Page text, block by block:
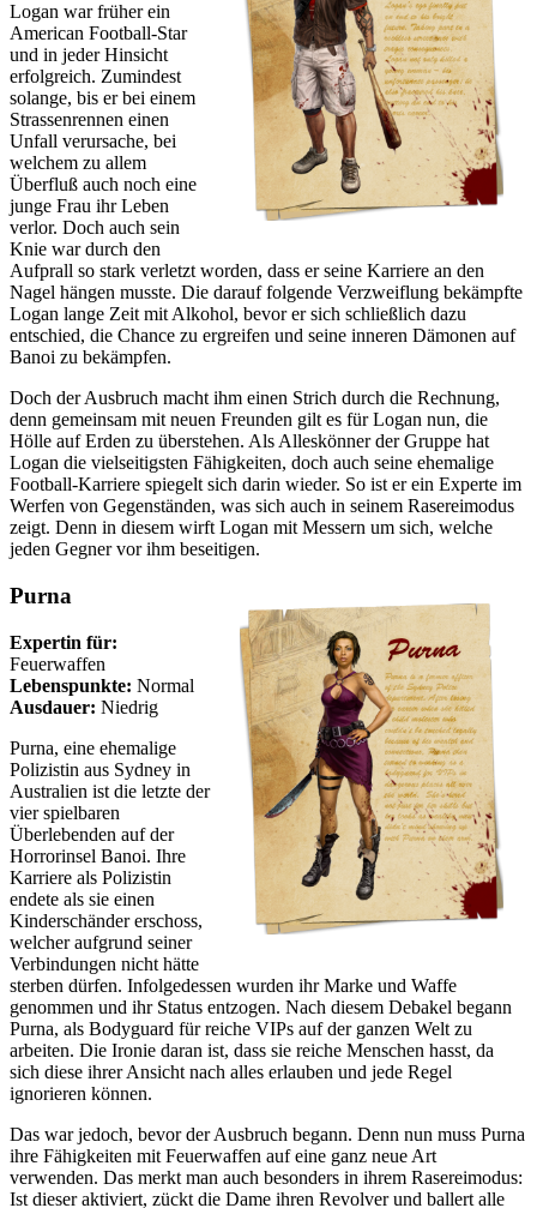
Logan war früher ein
American Football-Star
und in jeder Hinsicht
erfolgreich. Zumindest
solange, bis er bei einem
Strassenrennen einen
Unfall verursache, bei
welchem zu allem
Überfluß auch noch eine
junge Frau ihr Leben
verlor. Doch auch sein
Knie war durch den
Aufprall so stark verletzt worden, dass er seine Karriere an den
Nagel hängen musste. Die darauf folgende Verzweiflung bekämpfte
Logan lange Zeit mit Alkohol, bevor er sich schließlich dazu
entschied, die Chance zu ergreifen und seine inneren Dämonen auf
Banoi zu bekämpfen.
Doch der Ausbruch macht ihm einen Strich durch die Rechnung,
denn gemeinsam mit neuen Freunden gilt es für Logan nun, die
Hölle auf Erden zu überstehen. Als Alleskönner der Gruppe hat
Logan die vielseitigsten Fähigkeiten, doch auch seine ehemalige
Football-Karriere spiegelt sich darin wieder. So ist er ein Experte im
Werfen von Gegenständen, was sich auch in seinem Rasereimodus
zeigt. Denn in diesem wirft Logan mit Messern um sich, welche
jeden Gegner vor ihm beseitigen.
Purna
Expertin für:
Feuerwaffen
Lebenspunkte: Normal
Ausdauer: Niedrig
Purna, eine ehemalige
Polizistin aus Sydney in
Australien ist die letzte der
vier spielbaren
Überlebenden auf der
Horrorinsel Banoi. Ihre
Karriere als Polizistin
endete als sie einen
Kinderschänder erschoss,
welcher aufgrund seiner
Verbindungen nicht hätte
sterben dürfen. Infolgedessen wurden ihr Marke und Waffe
genommen und ihr Status entzogen. Nach diesem Debakel begann
Purna, als Bodyguard für reiche VIPs auf der ganzen Welt zu
arbeiten. Die Ironie daran ist, dass sie reiche Menschen hasst, da
sich diese ihrer Ansicht nach alles erlauben und jede Regel
ignorieren können.
Das war jedoch, bevor der Ausbruch begann. Denn nun muss Purna
ihre Fähigkeiten mit Feuerwaffen auf eine ganz neue Art
verwenden. Das merkt man auch besonders in ihrem Rasereimodus:
Ist dieser aktiviert, zückt die Dame ihren Revolver und ballert alle